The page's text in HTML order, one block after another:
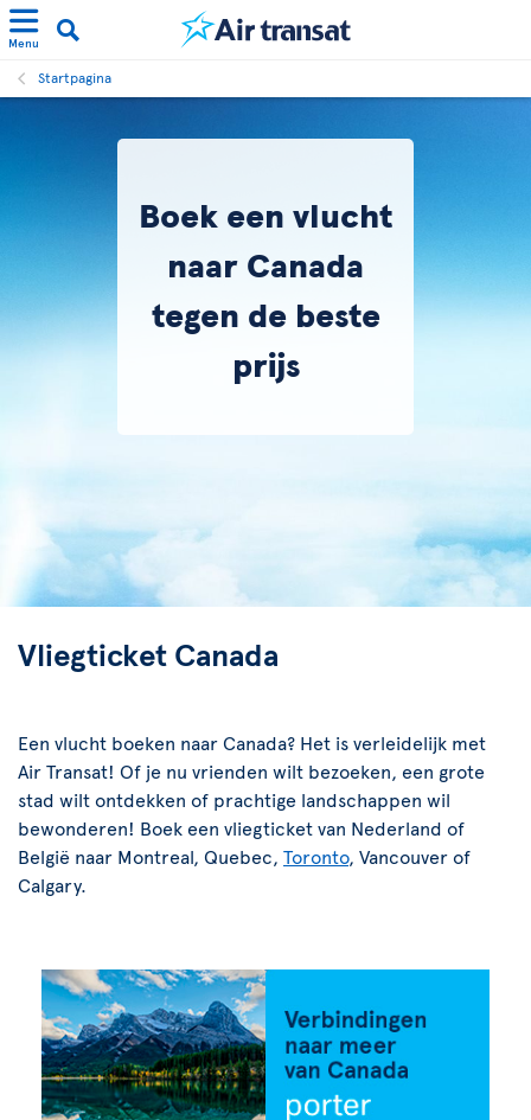
Menu
Startpagina
Boek een vlucht
naar Canada
tegen de beste
prijs
Vliegticket Canada
Een vlucht boeken naar Canada? Het is verleidelijk met
Air Transat! Of je nu vrienden wilt bezoeken, een grote
stad wilt ontdekken of prachtige landschappen wil
bewonderen! Boek een vliegticket van Nederland of
België naar Montreal, Quebec, Toronto, Vancouver of
Calgary.